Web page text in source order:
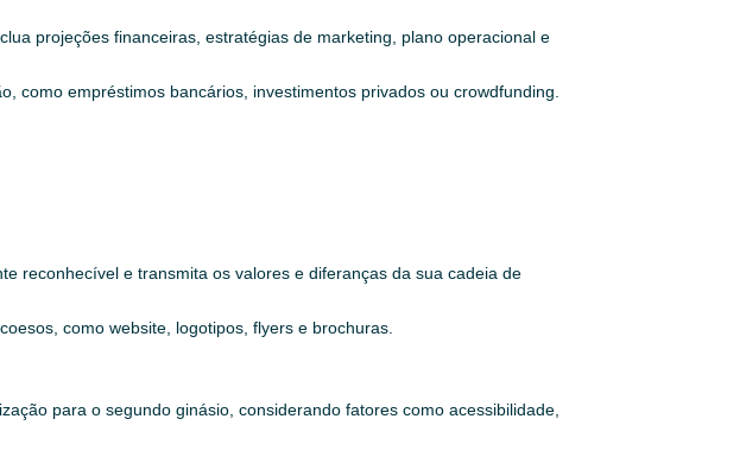
projeções financeiras, estratégias de marketing, plano operacional e
como empréstimos bancários, investimentos privados ou crowdfunding.
reconhecível e transmita os valores e diferanças da sua cadeia de
como website, logotipos, flyers e brochuras.
para o segundo ginásio, considerando fatores como acessibilidade,